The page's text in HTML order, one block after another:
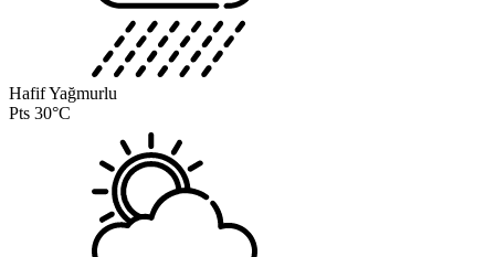
Hafif Yağmurlu
Pts 30°C